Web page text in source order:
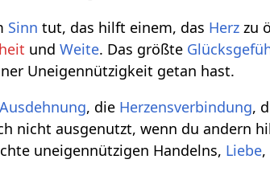
Sinn tut, das hilft einem, das Herz zu
undWeite. Das größte
Uneigennützigkeit getan hast.
Ausdehnung, die Herzensverbindung,
nicht ausgenutzt, wenn du andern
uneigennützigen Handelns, Liebe,